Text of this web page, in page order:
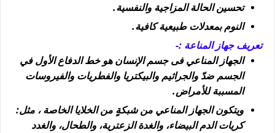
تحسين الحالة المزاجية والنفسية.
النوم بمعدلات طبيعية كافية.
تعريف جهاز المناعة :-
الجهاز المناعي فى جسم الإنسان هو خط الدفاع الأول في
الجسم ضدّ والجراثيم والبيكتريا والفطريات والفيروسات
المسببة للأمراض.
ويتكون الجهاز المناعي من شبكةٍ من الخلايا الخاصة ، مثل:
كريات الدم البيضاء، والغدة الزعترية، والطحال، والغدد